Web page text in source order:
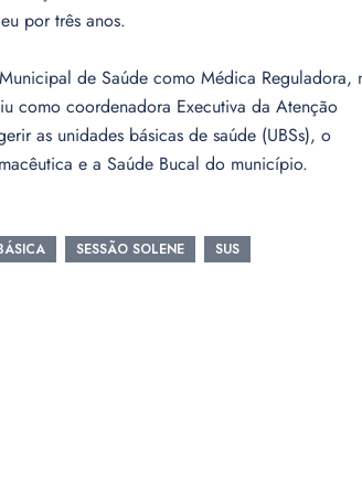
por três anos.
de Saúde como Médica Reguladora,
como coordenadora Executiva da Atenção
as unidades básicas de saúde (UBSs), o
e a Saúde Bucal do município.
SESSÃO SOLENE
SUS